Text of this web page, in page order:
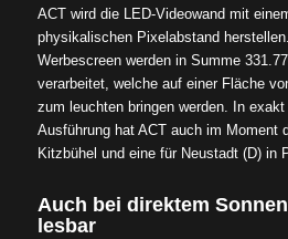
ACT wird die LED-Videowand mit
physikalischen Pixelabstand
Werbescreen werden in Summe
verarbeitet, welche auf einer Fläche
zum leuchten bringen werden. In
Ausführung hat ACT auch im Moment
Kitzbühel und eine für Neustadt (D) in
Auch bei direktem
lesbar